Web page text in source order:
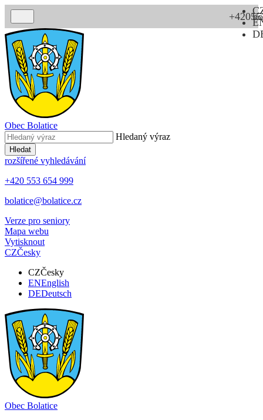
Obec Bolatice
Hledaný výraz
Hledat
rozšířené vyhledávání
+420 553 654 999
bolatice@bolatice.cz
Verze pro seniory
Mapa webu
Vytisknout
CZČesky
CZČesky
ENEnglish
DEDeutsch
Obec Bolatice